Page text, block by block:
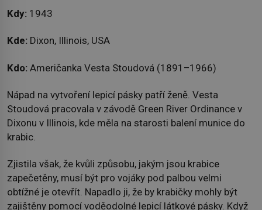
Kdy: 1943
Kde: Dixon, Illinois, USA
Kdo: Američanka Vesta Stoudová (1891–1966)
Nápad na vytvoření lepicí pásky patří ženě. Vesta
Stoudová pracovala v závodě Green River Ordinance v
Dixonu v Illinois, kde měla na starosti balení munice do
krabic.
Zjistila však, že kvůli způsobu, jakým jsou krabice
zapečetěny, musí být pro vojáky pod palbou velmi
obtížné je otevřít. Napadlo ji, že by krabičky mohly být
zajištěny pomocí voděodolné lepicí látkové pásky. Když